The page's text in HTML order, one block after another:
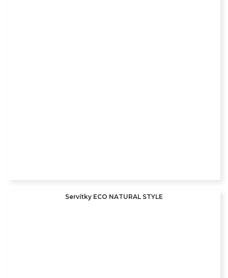
Servítky ECO NATURAL STYLE